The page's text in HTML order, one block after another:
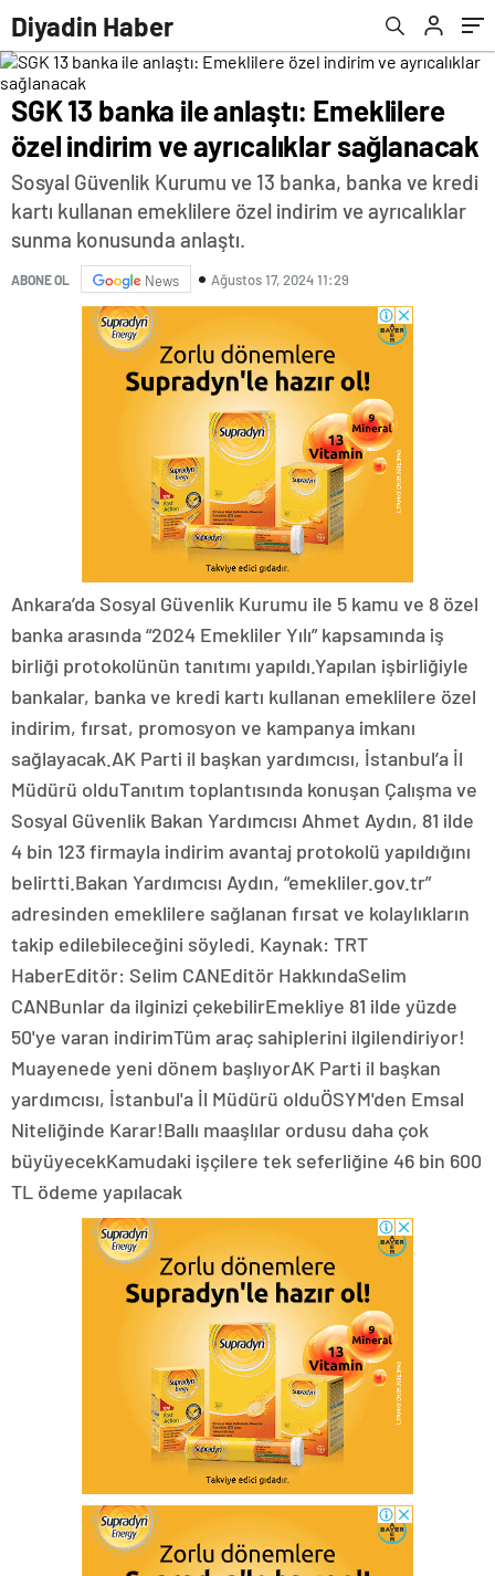
Diyadin Haber
SGK 13 banka ile anlaştı: Emeklilere
özel indirim ve ayrıcalıklar sağlanacak
Sosyal Güvenlik Kurumu ve 13 banka, banka ve kredi
kartı kullanan emeklilere özel indirim ve ayrıcalıklar
sunma konusunda anlaştı.
ABONE OL News Ağustos 17, 2024 11:29
Ankara’da Sosyal Güvenlik Kurumu ile 5 kamu ve 8 özel
banka arasında “2024 Emekliler Yılı” kapsamında iş
birliği protokolünün tanıtımı yapıldı.Yapılan işbirliğiyle
bankalar, banka ve kredi kartı kullanan emeklilere özel
indirim, fırsat, promosyon ve kampanya imkanı
sağlayacak.AK Parti il başkan yardımcısı, İstanbul’a İl
Müdürü olduTanıtım toplantısında konuşan Çalışma ve
Sosyal Güvenlik Bakan Yardımcısı Ahmet Aydın, 81 ilde
4 bin 123 firmayla indirim avantaj protokolü yapıldığını
belirtti.Bakan Yardımcısı Aydın, “emekliler.gov.tr”
adresinden emeklilere sağlanan fırsat ve kolaylıkların
takip edilebileceğini söyledi. Kaynak: TRT
HaberEditör: Selim CANEditör HakkındaSelim
CANBunlar da ilginizi çekebilirEmekliye 81 ilde yüzde
50'ye varan indirimTüm araç sahiplerini ilgilendiriyor!
Muayenede yeni dönem başlıyorAK Parti il başkan
yardımcısı, İstanbul'a İl Müdürü olduÖSYM'den Emsal
Niteliğinde Karar!Ballı maaşlılar ordusu daha çok
büyüyecekKamudaki işçilere tek seferliğine 46 bin 600
TL ödeme yapılacak